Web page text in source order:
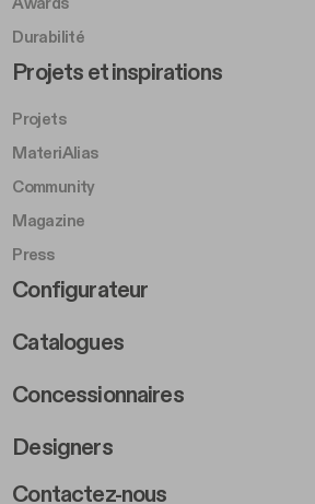
Durabilité
Footer Left Middle B
Projets et inspirations
Projets
MateriAlias
Community
Magazine
Press
Footer Right Middle B
Configurateur
Catalogues
Concessionnaires
Designers
Footer Right 2
Contactez-nous